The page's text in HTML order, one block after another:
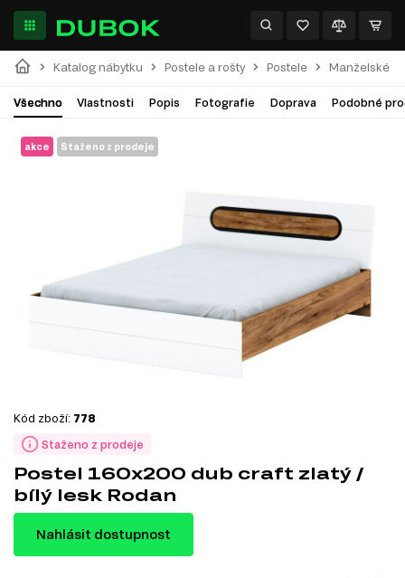
Katalog nábytku Postele a rošty Postele Manželské
Všechno Vlastnosti Popis Fotografie Doprava Podobné
akce Staženo z prodeje
Staženo z prodeje
Kód zboží: 778
Postel 160x200 dub craft zlatý /
bílý lesk Rodan
Nahlásit dostupnost